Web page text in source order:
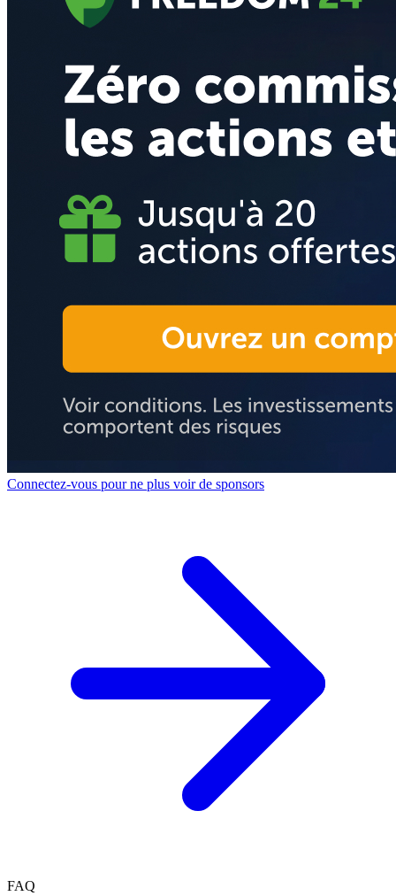
Connectez-vous pour ne plus voir de sponsors
FAQ